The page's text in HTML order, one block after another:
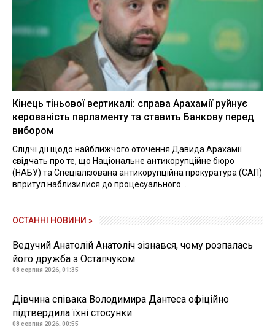
Кінець тіньової вертикалі: справа Арахамії руйнує
керованість парламенту та ставить Банкову перед
вибором
Слідчі дії щодо найближчого оточення Давида Арахамії
свідчать про те, що Національне антикорупційне бюро
(НАБУ) та Спеціалізована антикорупційна прокуратура (САП)
впритул наблизилися до процесуального...
ОСТАННІ НОВИНИ »
Ведучий Анатолій Анатоліч зізнався, чому розпалась
його дружба з Остапчуком
08 серпня 2026, 01:35
Дівчина співака Володимира Дантеса офіційно
підтвердила їхні стосунки
08 серпня 2026, 00:55